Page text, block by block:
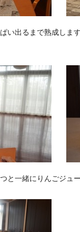
い出るまで熟成し
と一緒にりんごジュ